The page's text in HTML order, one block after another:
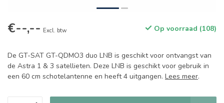
€--,-- Excl. btw Op voorraad (108)
De GT-SAT GT-QDMO3 duo LNB is geschikt voor ontvangst van
de Astra 1 & 3 satellieten. Deze LNB is geschikt voor gebruik in
een 60 cm schotelantenne en heeft 4 uitgangen. Lees meer.